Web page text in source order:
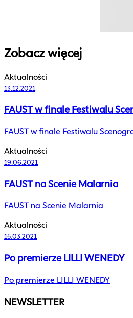
Zobacz więcej
Aktualności
13.12.2021
FAUST w finale Festiwalu
FAUST w finale Festiwalu
Aktualności
19.06.2021
FAUST na Scenie Malarnia
FAUST na Scenie Malarnia
Aktualności
15.03.2021
Po premierze LILLI WENEDY
Po premierze LILLI WENEDY
NEWSLETTER